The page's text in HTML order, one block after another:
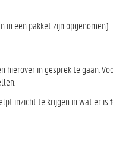
in een pakket zijn opgenomen).
in gesprek te gaan.
inzicht te krijgen in wat er is